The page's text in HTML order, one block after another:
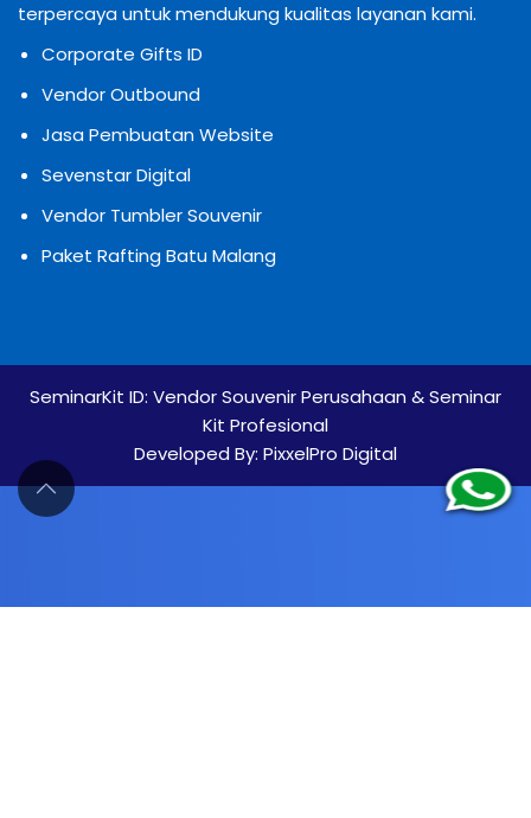
terpercaya untuk mendukung kualitas layanan kami.
Corporate Gifts ID
Vendor Outbound
Jasa Pembuatan Website
Sevenstar Digital
Vendor Tumbler Souvenir
Paket Rafting Batu Malang
SeminarKit ID: Vendor Souvenir Perusahaan & Seminar
Kit Profesional
Developed By: PixxelPro Digital